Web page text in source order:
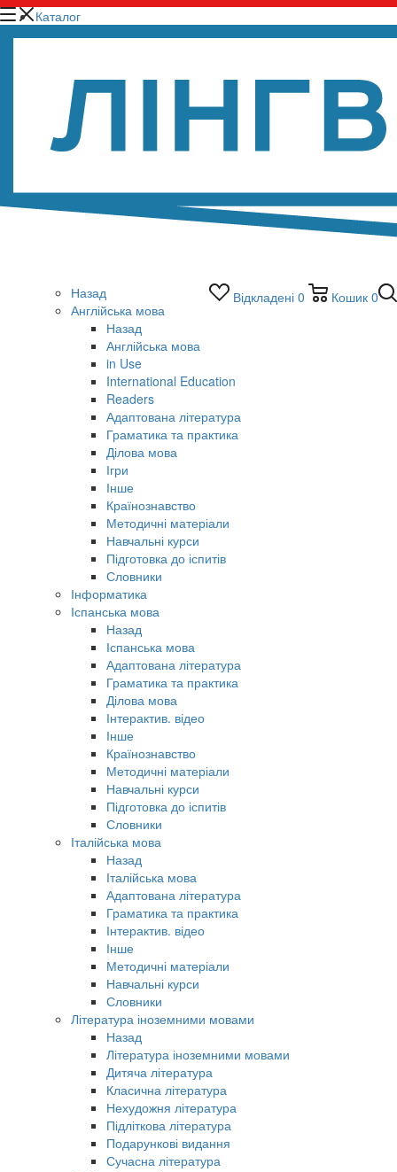
Відкладені 0 Кошик 0
Каталог
Назад
Англійська мова
Назад
Англійська мова
in Use
International Education
Readers
Адаптована література
Граматика та практика
Ділова мова
Ігри
Інше
Країнознавство
Методичні матеріали
Навчальні курси
Підготовка до іспитів
Словники
Інформатика
Іспанська мова
Назад
Іспанська мова
Адаптована література
Граматика та практика
Ділова мова
Інтерактив. відео
Інше
Країнознавство
Методичні матеріали
Навчальні курси
Підготовка до іспитів
Словники
Італійська мова
Назад
Італійська мова
Адаптована література
Граматика та практика
Інтерактив. відео
Інше
Методичні матеріали
Навчальні курси
Словники
Література іноземними мовами
Назад
Література іноземними мовами
Дитяча література
Класична література
Нехудожня література
Підліткова література
Подарункові видання
Сучасна література